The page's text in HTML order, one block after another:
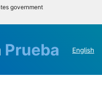
government
Prueba English